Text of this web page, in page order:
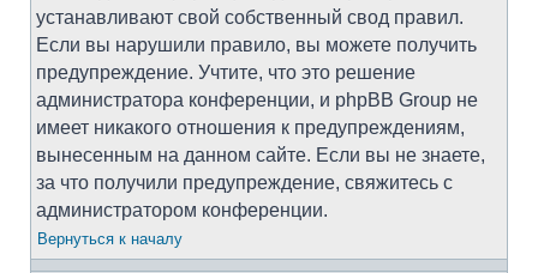
устанавливают свой собственный свод правил.
Если вы нарушили правило, вы можете получить
предупреждение. Учтите, что это решение
администратора конференции, и phpBB Group не
имеет никакого отношения к предупреждениям,
вынесенным на данном сайте. Если вы не знаете,
за что получили предупреждение, свяжитесь с
администратором конференции.
Вернуться к началу